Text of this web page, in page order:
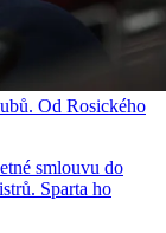
Od Rosického
smlouvu do
Sparta ho